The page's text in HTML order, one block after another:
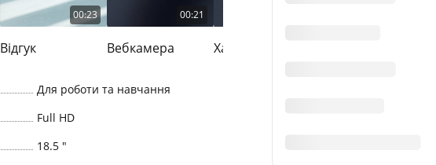
00:23
Відгук
00:21
Вебкамера Характеристики
Для роботи та навчання
Full HD
18.5 "